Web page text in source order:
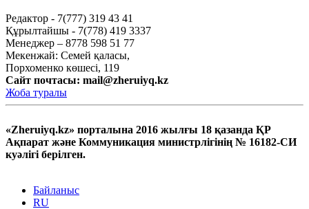
Редактор - 7(777) 319 43 41
Құрылтайшы - 7(778) 419 3337
Менеджер – 8778 598 51 77
Мекенжай: Семей қаласы,
Порхоменко көшесі, 119
Сайт почтасы: mail@zheruiyq.kz
Жоба туралы
«Zheruiyq.kz» порталына 2016 жылғы 18 қазанда ҚР
Ақпарат және Коммуникация министрлігінің № 16182-СИ
куәлігі берілген.
Байланыс
RU